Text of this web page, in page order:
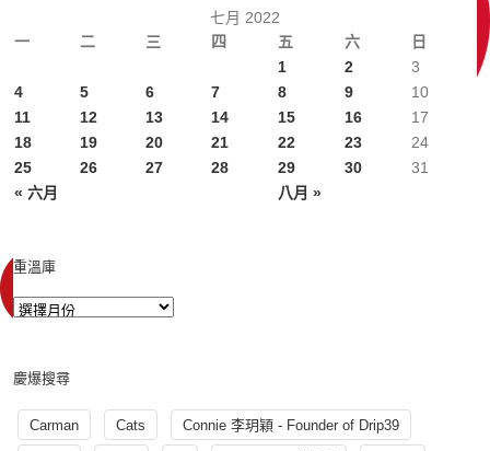
七月 2022
一
二 三 四 五 六 日
« 六月 八月 »
1 2
3
4
5 6 7 8 9
10
11
12 13 14 15 16
17
18
19 20 21 22 23
24
25
26 27 28 29 30 31
重溫庫
慶爆搜尋
Carman Cats Connie 李玥穎 - Founder of Drip39